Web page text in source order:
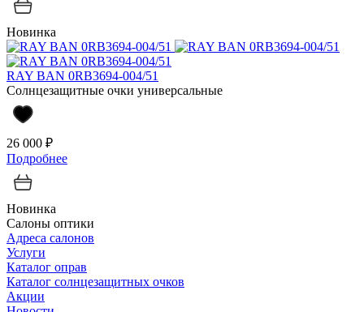
Новинка
RAY BAN 0RB3694-004/51
Солнцезащитные очки универсальные
26 000 ₽
Подробнее
Новинка
Салоны оптики
Адреса салонов
Услуги
Каталог оправ
Каталог солнцезащитных очков
Акции